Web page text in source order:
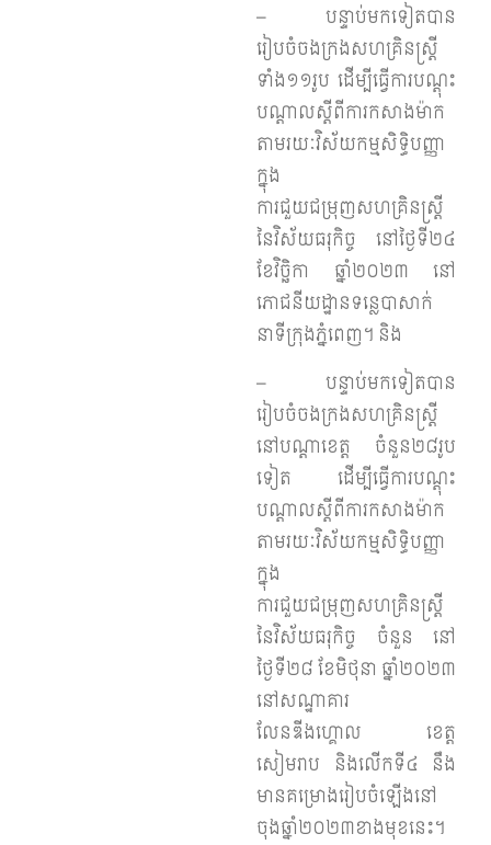
– បន្ទាប់មកទៀតបាន
រៀបចំចងក្រងសហគ្រិនស្ត្រី
ទាំង១១រូប ដើម្បីធ្វើការបណ្តុះ
បណ្តាលស្តីពីការកសាងម៉ាក
តាមរយៈវិស័យកម្មសិទ្ធិបញ្ញា
ក្នុង
ការជួយជម្រុញសហគ្រិនស្រ្តី
នៃវិស័យធរុកិច្ច នៅថ្ងៃទី២៤
ខែវិច្ឆិកា ឆ្នាំ២០២៣ នៅ
ភោជនីយដ្ឋានទន្លេបាសាក់
នាទីក្រុងភ្នំពេញ។ និង
– បន្ទាប់មកទៀតបាន
រៀបចំចងក្រងសហគ្រិនស្ត្រី
នៅបណ្តាខេត្ត ចំនួន២៨​រូប
ទៀត ដើម្បីធ្វើការបណ្តុះ
បណ្តាលស្តីពីការកសាងម៉ាក
តាមរយៈវិស័យកម្មសិទ្ធិបញ្ញា
ក្នុង
ការជួយជម្រុញសហគ្រិនស្រ្តី
នៃវិស័យធរុកិច្ច ចំនួន នៅ
ថ្ងៃទី២៨ ខែមិថុនា ឆ្នាំ២០២៣
នៅសណ្ឋាគារ
លែនឌីងហ្គោល ខេត្ត
សៀមរាប និងលើកទី៤ នឹង
មានគម្រោងរៀបចំឡើងនៅ
ចុងឆ្នាំ២០២៣ខាងមុខនេះ។